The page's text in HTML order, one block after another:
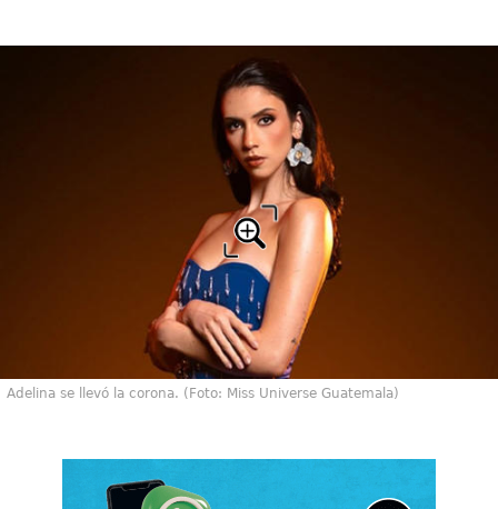
Adelina se llevó la corona. (Foto: Miss Universe Guatemala)